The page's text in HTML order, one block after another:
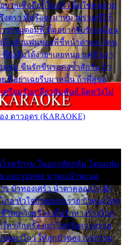
ยากเชื่อถือก็ไม่กล้า ติ๋มใช่คนสวย
งตรา พี่หรือจะมาหมายร่วมชีวี ก็
วๆรุมตอมพี่ ติ๋มอยากรับรักเหมือน
ดี กลัวแฟนของพี่ชี้หน้าด่าทอ ก็คน
ยังลืมได้ง่ายๆเลยหนอ แค่ตัวเรา
มซ่อ ขืนรักขืนรอคงช้ำสักวัน ถ้า
ย พี่อย่าเฉยรีบมาหมั้น ถ้าพี่สู่ขอ
ตรียมรับเกลียวสัมพันธ์ ผิดหวังไม่
ดาวอุดร (KARAOKE)
โรครักรุม ในอกกลัดกลุ้ม โดนแฟน
และรูปหล่อ มาพะเน้าพะนอ
ร บัวทองเศร้า น้ำตาคลอเบ้า เฝ้า
ล หัวใจบัวทองระรวย บัวทองโศก
วิตเคว้งคว้าง เมื่อรักห่างร้างไกล
ครสักครั้ง อย่าไปหวังความรวย
ปลมาไกว ให้ลูกบัวทอง เวรกรรม